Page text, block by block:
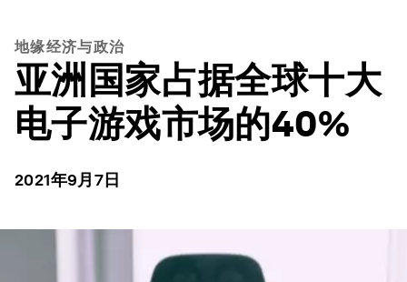
地缘经济与政治
亚洲国家占据全球十大
电子游戏市场的40%
2021年9月7日